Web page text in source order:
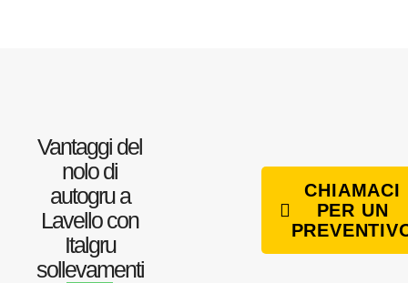
Vantaggi del
nolo di
autogru a
Lavello con
Italgru
sollevamenti
CHIAMACI
PER UN